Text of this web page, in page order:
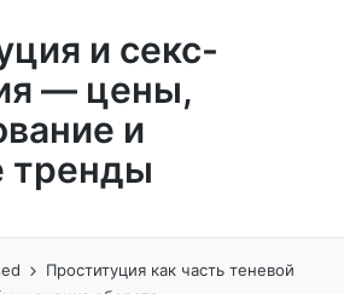
и секс-
— цены,
и
тренды
Проституция как часть теневой